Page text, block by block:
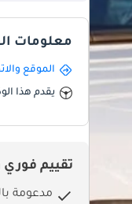
معلومات
الموقع
يقدم هذا
تقييم فوري
مدعومة